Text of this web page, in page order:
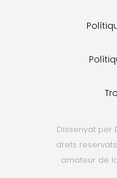
Dissenyat per
drets
amateur de